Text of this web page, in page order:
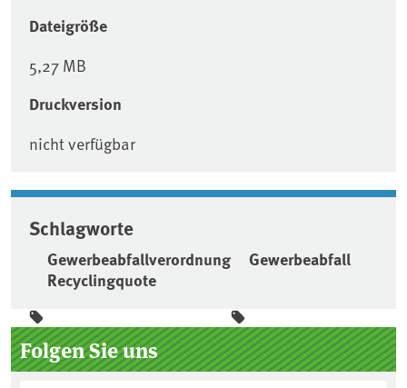
Dateigröße
5,27 MB
Druckversion
nicht verfügbar
Schlagworte
Gewerbeabfallverordnung
Gewerbeabfall
Recyclingquote
Seitenleiste
Folgen Sie uns